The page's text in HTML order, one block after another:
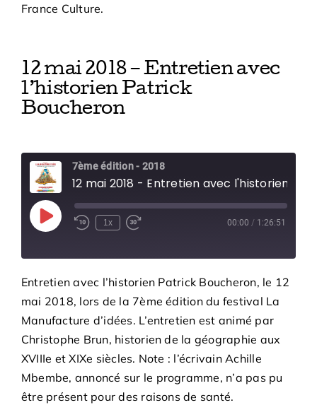
France Culture.
12 mai 2018 – Entretien avec
l’historien Patrick
Boucheron
7ème édition - 2018
Play
Episode
1x 00:00 / 1:26:51
Entretien avec l’historien Patrick Boucheron, le 12
mai 2018, lors de la 7ème édition du festival La
Manufacture d’idées. L’entretien est animé par
Christophe Brun, historien de la géographie aux
XVIIIe et XIXe siècles. Note : l’écrivain Achille
Mbembe, annoncé sur le programme, n’a pas pu
être présent pour des raisons de santé.